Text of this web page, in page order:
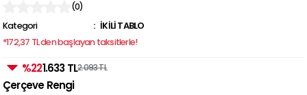
(0)
Kategori
İKİLİ TABLO
*172,37 TL den başlayan taksitlerle!
%221.633 TL2.093 TL
Çerçeve Rengi